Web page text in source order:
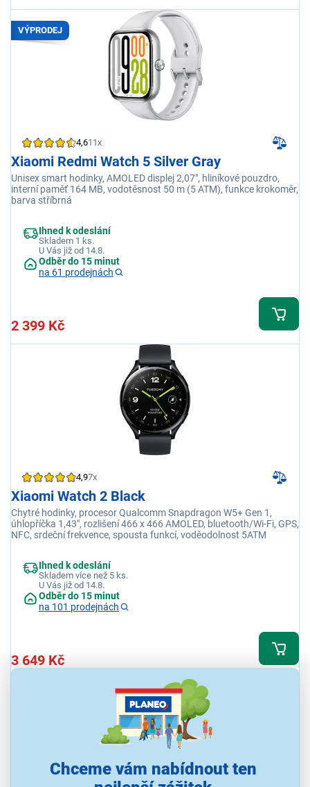
Chceme vám nabídnout ten
VÝPRODEJ
4,611x
Xiaomi Redmi Watch 5 Silver Gray
Unisex smart hodinky, AMOLED displej 2,07", hliníkové pouzdro,
interní paměť 164 MB, vodotěsnost 50 m (5 ATM), funkce krokoměr,
barva stříbrná
Ihned k odeslání
Skladem 1 ks.
U Vás již od 14.8.
Odběr do 15 minut
na 61 prodejnách
2 399 Kč
4,97x
Xiaomi Watch 2 Black
Chytré hodinky, procesor Qualcomm Snapdragon W5+ Gen 1,
úhlopříčka 1,43", rozlišení 466 x 466 AMOLED, bluetooth/Wi-Fi, GPS,
NFC, srdeční frekvence, spousta funkcí, voděodolnost 5ATM
Ihned k odeslání
Skladem více než 5 ks.
U Vás již od 14.8.
Odběr do 15 minut
na 101 prodejnách
3 649 Kč